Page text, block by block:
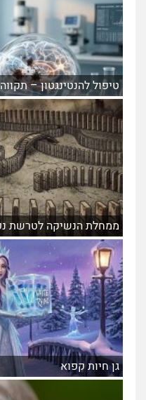
טיפול להנטינגטון –
ממחלת הנשיקה לטרשת
גן חיות קפוא